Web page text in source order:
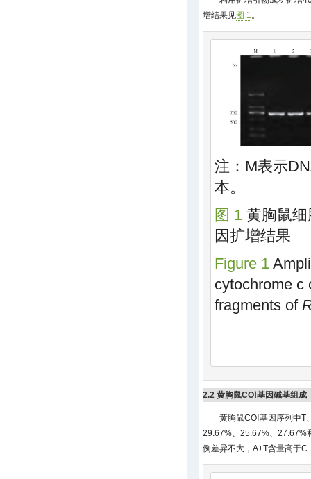
增结果见图 1。
注：M表示
本。
图 1 黄胸鼠细
因扩增结果
Figure 1
cytochrome c
fragments of
2.2 黄胸鼠COⅠ基因碱基组成
黄胸鼠COⅠ基因序列中T
29.67%、25.67%、27.67%
例差异不大，A+T含量高于